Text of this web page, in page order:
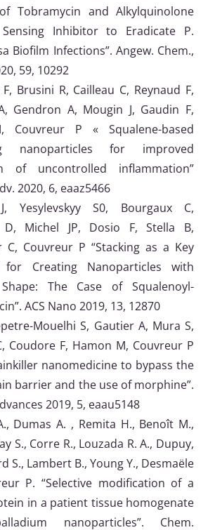
Tobramycin and Alkylquinolone
Inhibitor to Eradicate P.
Biofilm Infections”. Angew. Chem.,
59, 10292
Brusini R, Cailleau C, Reynaud F,
Gendron A, Mougin J, Gaudin F,
Couvreur P « Squalene-based
nanoparticles for improved
of uncontrolled inflammation”
2020, 6, eaaz5466
Yesylevskyy S0, Bourgaux C,
D, Michel JP, Dosio F, Stella B,
C, Couvreur P “Stacking as a Key
for Creating Nanoparticles with
The Case of Squalenoyl-
ACS Nano 2019, 13, 12870
Mouelhi S, Gautier A, Mura S,
Coudore F, Hamon M, Couvreur P
nanomedicine to bypass the
barrier and the use of morphine”.
2019, 5, eaau5148
Dumas A. , Remita H., Benoît M.,
S., Corre R., Louzada R. A., Dupuy,
S., Lambert B., Young Y., Desmaële
P. “Selective modification of a
in a patient tissue homogenate
nanoparticles”. Chem.